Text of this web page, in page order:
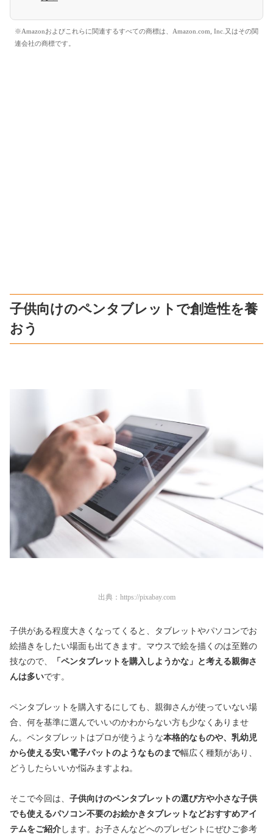
※Amazonおよびこれらに関連するすべての商標は、Amazon.com, Inc.又はその関
連会社の商標です。
子供向けのペンタブレットで創造性を養
おう
出典： https://pixabay.com
子供がある程度大きくなってくると、タブレットやパソコンでお
絵描きをしたい場面も出てきます。マウスで絵を描くのは至難の
技なので、
「ペンタブレットを購入しようかな」と考える親御さ
んは多いです。
ペンタブレットを購入するにしても、親御さんが使っていない場
合、何を基準に選んでいいのかわからない方も少なくありませ
ん。ペンタブレットはプロが使うような本格的なものや、乳幼児
から使える安い電子パットのようなものまで幅広く種類があり、
どうしたらいいか悩みますよね。
そこで今回は、 子供向けのペンタブレットの選び方や小さな子供
でも使えるパソコン不要のお絵かきタブレットなどおすすめアイ
テムをご紹介 します。お子さんなどへのプレゼントにぜひご参考